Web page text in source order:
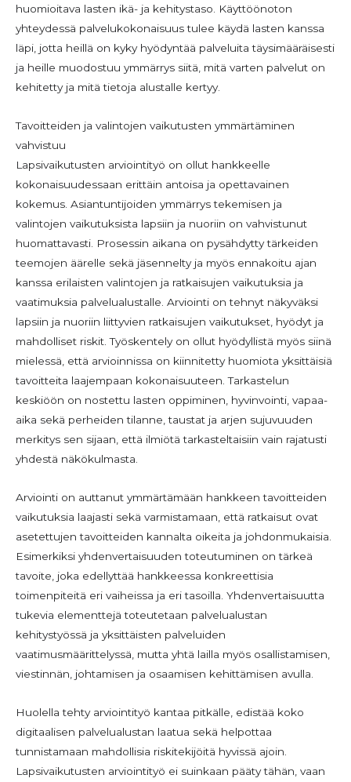
huomioitava lasten ikä- ja kehitystaso. Käyttöönoton
yhteydessä palvelukokonaisuus tulee käydä lasten kanssa
läpi, jotta heillä on kyky hyödyntää palveluita täysimääräisesti
ja heille muodostuu ymmärrys siitä, mitä varten palvelut on
kehitetty ja mitä tietoja alustalle kertyy.
Tavoitteiden ja valintojen vaikutusten ymmärtäminen
vahvistuu
Lapsivaikutusten arviointityö on ollut hankkeelle
kokonaisuudessaan erittäin antoisa ja opettavainen
kokemus. Asiantuntijoiden ymmärrys tekemisen ja
valintojen vaikutuksista lapsiin ja nuoriin on vahvistunut
huomattavasti. Prosessin aikana on pysähdytty tärkeiden
teemojen äärelle sekä jäsennelty ja myös ennakoitu ajan
kanssa erilaisten valintojen ja ratkaisujen vaikutuksia ja
vaatimuksia palvelualustalle. Arviointi on tehnyt näkyväksi
lapsiin ja nuoriin liittyvien ratkaisujen vaikutukset, hyödyt ja
mahdolliset riskit. Työskentely on ollut hyödyllistä myös siinä
mielessä, että arvioinnissa on kiinnitetty huomiota yksittäisiä
tavoitteita laajempaan kokonaisuuteen. Tarkastelun
keskiöön on nostettu lasten oppiminen, hyvinvointi, vapaa-
aika sekä perheiden tilanne, taustat ja arjen sujuvuuden
merkitys sen sijaan, että ilmiötä tarkasteltaisiin vain rajatusti
yhdestä näkökulmasta.
Arviointi on auttanut ymmärtämään hankkeen tavoitteiden
vaikutuksia laajasti sekä varmistamaan, että ratkaisut ovat
asetettujen tavoitteiden kannalta oikeita ja johdonmukaisia.
Esimerkiksi yhdenvertaisuuden toteutuminen on tärkeä
tavoite, joka edellyttää hankkeessa konkreettisia
toimenpiteitä eri vaiheissa ja eri tasoilla. Yhdenvertaisuutta
tukevia elementtejä toteutetaan palvelualustan
kehitystyössä ja yksittäisten palveluiden
vaatimusmäärittelyssä, mutta yhtä lailla myös osallistamisen,
viestinnän, johtamisen ja osaamisen kehittämisen avulla.
Huolella tehty arviointityö kantaa pitkälle, edistää koko
digitaalisen palvelualustan laatua sekä helpottaa
tunnistamaan mahdollisia riskitekijöitä hyvissä ajoin.
Lapsivaikutusten arviointityö ei suinkaan pääty tähän, vaan